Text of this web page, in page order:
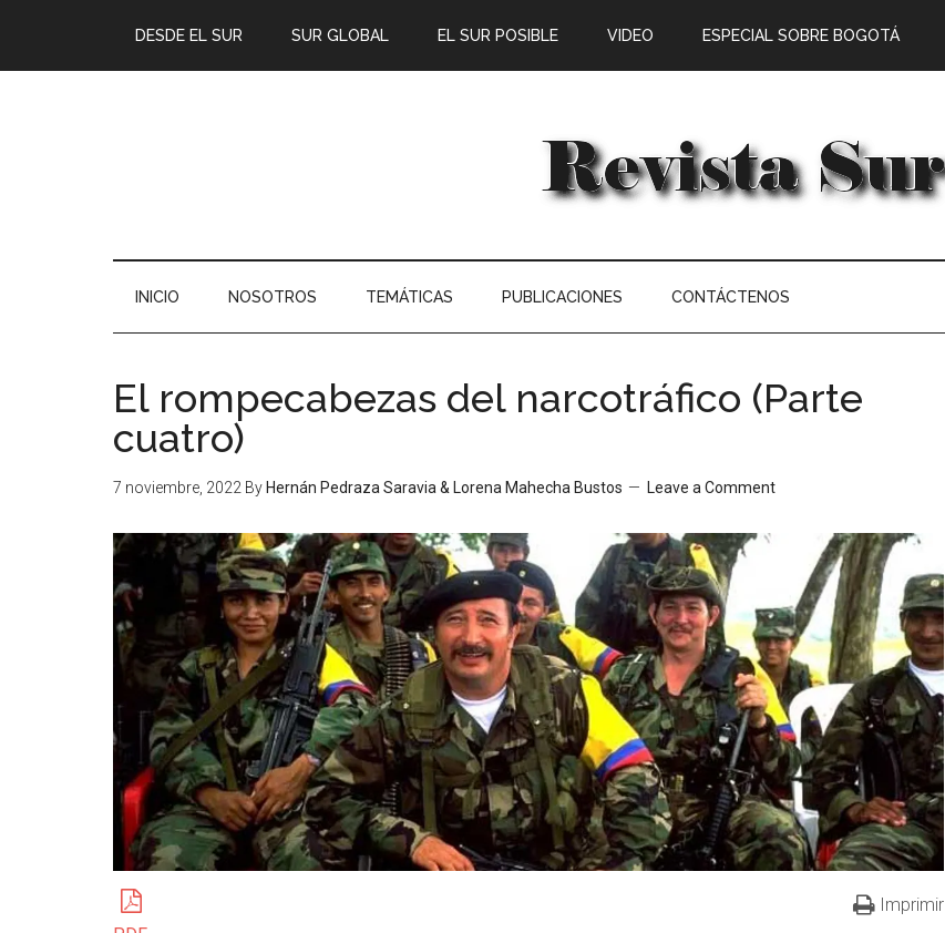
DESDE EL SUR SUR GLOBAL EL SUR POSIBLE VIDEO ESPECIAL SOBRE BOGOTÁ
INICIO NOSOTROS TEMÁTICAS PUBLICACIONES CONTÁCTENOS
El rompecabezas del narcotráfico (Parte
cuatro)
7 noviembre, 2022 By Hernán Pedraza Saravia & Lorena Mahecha Bustos Leave a Comment
Imprimir